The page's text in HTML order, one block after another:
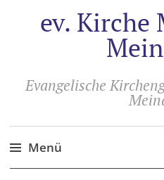
ev. Kirche
Evangelische
Menü